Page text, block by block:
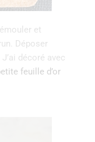
et
Déposer
décoré avec
feuille d’or